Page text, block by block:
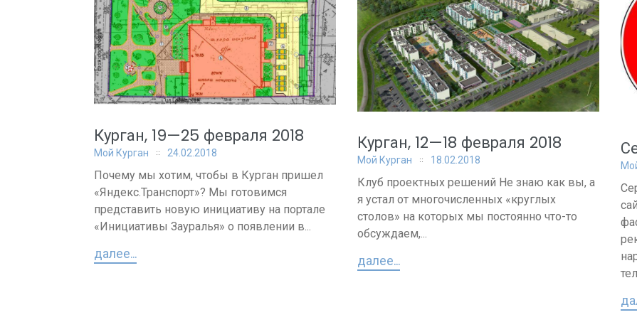
Курган, 19—25 февраля 2018
Мой Курган 24.02.2018
Почему мы хотим, чтобы в Курган пришел
«Яндекс.Транспорт»? Мы готовимся
представить новую инициативу на портале
«Инициативы Зауралья» о появлении в...
далее...
Курган, 12—18 февраля 2018
Мой Курган 18.02.2018
Клуб проектных решений Не знаю как вы, а
я устал от многочисленных «круглых
столов» на которых мы постоянно что-то
обсуждаем,...
далее...